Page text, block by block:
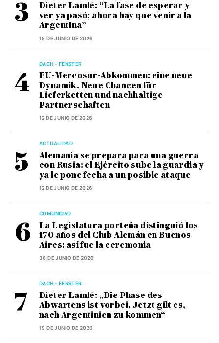
Dieter Lamlé: “La fase de esperar y
ver ya pasó; ahora hay que venir a la
Argentina”
19 DE JUNIO DE 2026
DACH - FENSTER
EU-Mercosur-Abkommen: eine neue
Dynamik. Neue Chancen für
Lieferketten und nachhaltige
Partnerschaften
12 DE JUNIO DE 2026
ACTUALIDAD
Alemania se prepara para una guerra
con Rusia: el Ejército sube la guardia y
ya le pone fecha a un posible ataque
12 DE JUNIO DE 2026
COMUNIDAD
La Legislatura porteña distinguió los
170 años del Club Alemán en Buenos
Aires: así fue la ceremonia
30 DE JUNIO DE 2026
DACH - FENSTER
Dieter Lamlé: „Die Phase des
Abwartens ist vorbei. Jetzt gilt es,
nach Argentinien zu kommen“
19 DE JUNIO DE 2026